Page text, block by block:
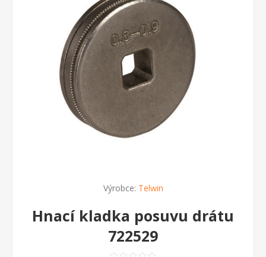
Výrobce: Telwin
Hnací kladka posuvu drátu
722529